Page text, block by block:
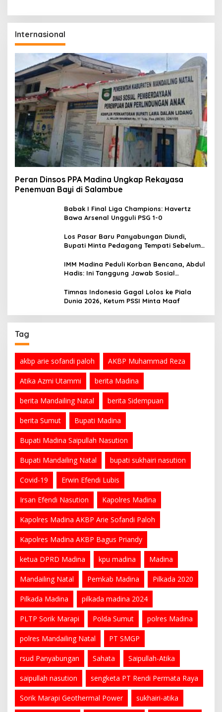
Internasional
Peran Dinsos PPA Madina Ungkap Rekayasa
Penemuan Bayi di Salambue
Babak I Final Liga Champions: Havertz
Bawa Arsenal Ungguli PSG 1-0
Los Pasar Baru Panyabungan Diundi,
Bupati Minta Pedagang Tempati Sebelum
IMM Madina Peduli Korban Bencana, Abdul
Hadis: Ini Tanggung Jawab Sosial
Timnas Indonesia Gagal Lolos ke Piala
Dunia 2026, Ketum PSSI Minta Maaf
Tag
akbp arie sofandi paloh AKBP Muhammad Reza
Atika Azmi Utammi berita Madina
berita Mandailing Natal berita Sidempuan
berita Sumut Bupati Madina
Bupati Madina Saipullah Nasution
Bupati Mandailing Natal bupati sukhairi nasution
Covid-19 Erwin Efendi Lubis
Irsan Efendi Nasution Kapolres Madina
Kapolres Madina AKBP Arie Sofandi Paloh
Kapolres Madina AKBP Bagus Priandy
ketua DPRD Madina kpu madina Madina
Mandailing Natal Pemkab Madina Pilkada 2020
Pilkada Madina pilkada madina 2024
PLTP Sorik Marapi Polda Sumut polres Madina
polres Mandailing Natal PT SMGP
rsud Panyabungan Sahata Saipullah-Atika
saipullah nasution sengketa PT Rendi Permata Raya
Sorik Marapi Geothermal Power sukhairi-atika